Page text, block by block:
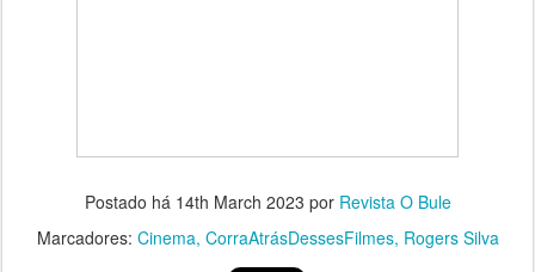
Postado há 14th March 2023 por Revista O Bule
Marcadores: Cinema CorraAtrásDessesFilmes Rogers Silva